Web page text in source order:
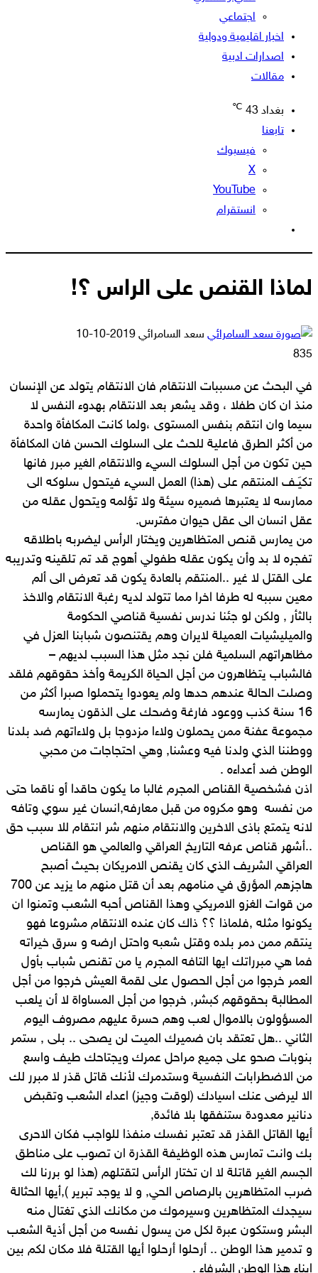
اجتماعي
اخبار اقليمية ودولية
اصدارات ادبية
مقالات
بغداد 43
℃
تابعنا
فيسبوك
‫X
‫YouTube
انستقرام
المظلم
لماذا القنص على الراس ؟!
سعد السامرائي أرسل
2019-10-10
835
في البحث عن مسببات الانتقام فان الانتقام يتولد عن الإنسان
منذ ان كان طفلا ، وقد يشعر بعد الانتقام بهدوء النفس لا
سيما وان انتقم بنفس المستوى ،ولما كانت المكافأة واحدة
من أكثر الطرق فاعلية للحث على السلوك الحسن فان المكافأة
حين تكون من أجل السلوك السيء والانتقام الغير مبرر فانها
تكيَـف المنتقم على (هذا) العمل السيء فيتحول سلوكه الى
ممارسه لا يعتبرها ضميره سيئة ولا تؤلمه ويتحول عقله من
عقل انسان الى عقل حيوان مفترس.
من يمارس قنص المتظاهرين ويختار الرأس ليضربه باطلاقه
تفجره لا بد وأن يكون عقله طفولي أهوج قد تم تلقينه وتدريبه
على القتل لا غير ..المنتقم بالعادة يكون قد تعرض الى ألم
معين سببه له طرفا اخرا مما تتولد لديه رغبة الانتقام والاخذ
بالثأر , ولكن لو جئنا ندرس نفسية قناصي الحكومة
والميليشيات العميلة لايران وهم يقتنصون شبابنا العزل في
مظاهراتهم السلمية فلن نجد مثل هذا السبب لديهم –
فالشباب يتظاهرون من أجل الحياة الكريمة وأخذ حقوقهم فلقد
وصلت الحالة عندهم حدها ولم يعودوا يتحملوا صبرا أكثر من
16 سنة كذب ووعود فارغة وضحك على الذقون يمارسه
مجموعة عفنة ممن يحملون ولاءا مزدوجا بل ولاءاتهم ضد بلدنا
ووطننا الذي ولدنا فيه وعشنا, وهي احتجاجات من محبي
الوطن ضد أعداءه .
اذن فشخصية القناص المجرم غالبا ما يكون حاقدا أو ناقما حتى
من نفسه وهو مكروه من قبل معارفه,انسان غير سوي وتافه
لانه يتمتع باذى الاخرين والانتقام منهم شر انتقام للا سبب حق
..أشهر قناص عرفه التاريخ العراقي والعالمي هو القناص
العراقي الشريف الذي كان يقنص الامريكان بحيث أصبح
هاجزهم المؤرق في منامهم بعد أن قتل منهم ما يزيد عن 700
من قوات الغزو الامريكي وهذا القناص أحبه الشعب وتمنوا ان
يكونوا مثله ,فلماذا ؟؟ ذاك كان عنده الانتقام مشروعا فهو
ينتقم ممن دمر بلده وقتل شعبه واحتل ارضه و سرق خيراته
فما هي مبرراتك ايها التافه المجرم يا من تقنص شباب بأول
العمر خرجوا من أجل الحصول على لقمة العيش خرجوا من أجل
المطالبة بحقوقهم كبشر, خرجوا من أجل المساواة لا أن يلعب
المسؤولون بالاموال لعب وهم حسرة عليهم مصروف اليوم
الثاني ..هل تعتقد بان ضميرك الميت لن يصحى .. بلى , ستمر
بنوبات صحو على جميع مراحل عمرك ويجتاحك طيف واسع
من الاضطرابات النفسية وستدمرك لأنك قاتل قذر لا مبرر لك
الا ليرضى عنك اسيادك (لوقت وجيز) اعداء الشعب وتقبض
دنانير معدودة ستنفقها بلا فائدة,
أيها القاتل القذر قد تعتبر نفسك منفذا للواجب فكان الاحرى
بك وانت تمارس هذه الوظيفة القذرة ان تصوب على مناطق
الجسم الغير قاتلة لا ان تختار الرأس لتقتلهم (هذا لو بررنا لك
ضرب المتظاهرين بالرصاص الحي, و لا يوجد تبرير ),أيها الحثالة
سيجدك المتظاهرين وسيرموك من مكانك الذي تغتال منه
البشر وستكون عبرة لكل من يسول نفسه من أجل أذية الشعب
و تدمير هذا الوطن .. أرحلوا أرحلوا أيها القتلة فلا مكان لكم بين
ابناء هذا الوطن الشرفاء .